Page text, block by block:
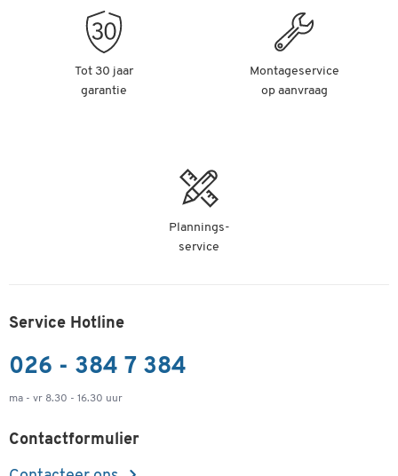
Tot 30 jaar
garantie
Montageservice
op aanvraag
Plannings-
service
Service Hotline
026 - 384 7 384
ma - vr 8.30 - 16.30 uur
Contactformulier